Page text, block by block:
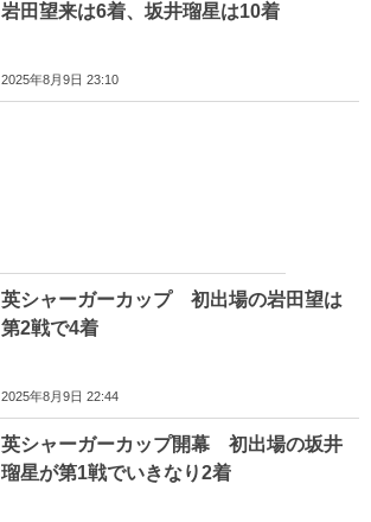
岩田望来は6着、坂井瑠星は10着
2025年8月9日 23:10
英シャーガーカップ 初出場の岩田望は
第2戦で4着
2025年8月9日 22:44
英シャーガーカップ開幕 初出場の坂井
瑠星が第1戦でいきなり2着